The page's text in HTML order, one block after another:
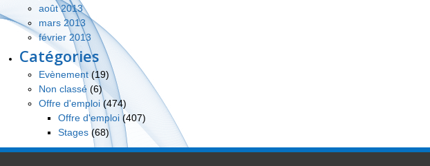
août 2013
mars 2013
février 2013
Catégories
Evènement(19)
Non classé (6)
Offre d'emploi (474)
Offre d'emploi (407)
Stages (68)